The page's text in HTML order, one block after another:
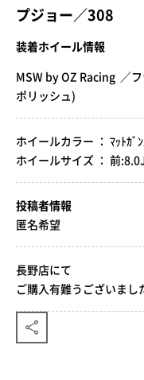
プジョー／308
装着ホイール情報
MSW by OZ Racing ／
ポリッシュ)
ホイールカラー ： ﾏｯﾄｶﾞ
ホイールサイズ ： 前
投稿者情報
匿名希望
長野店にて
ご購入有難うございまし